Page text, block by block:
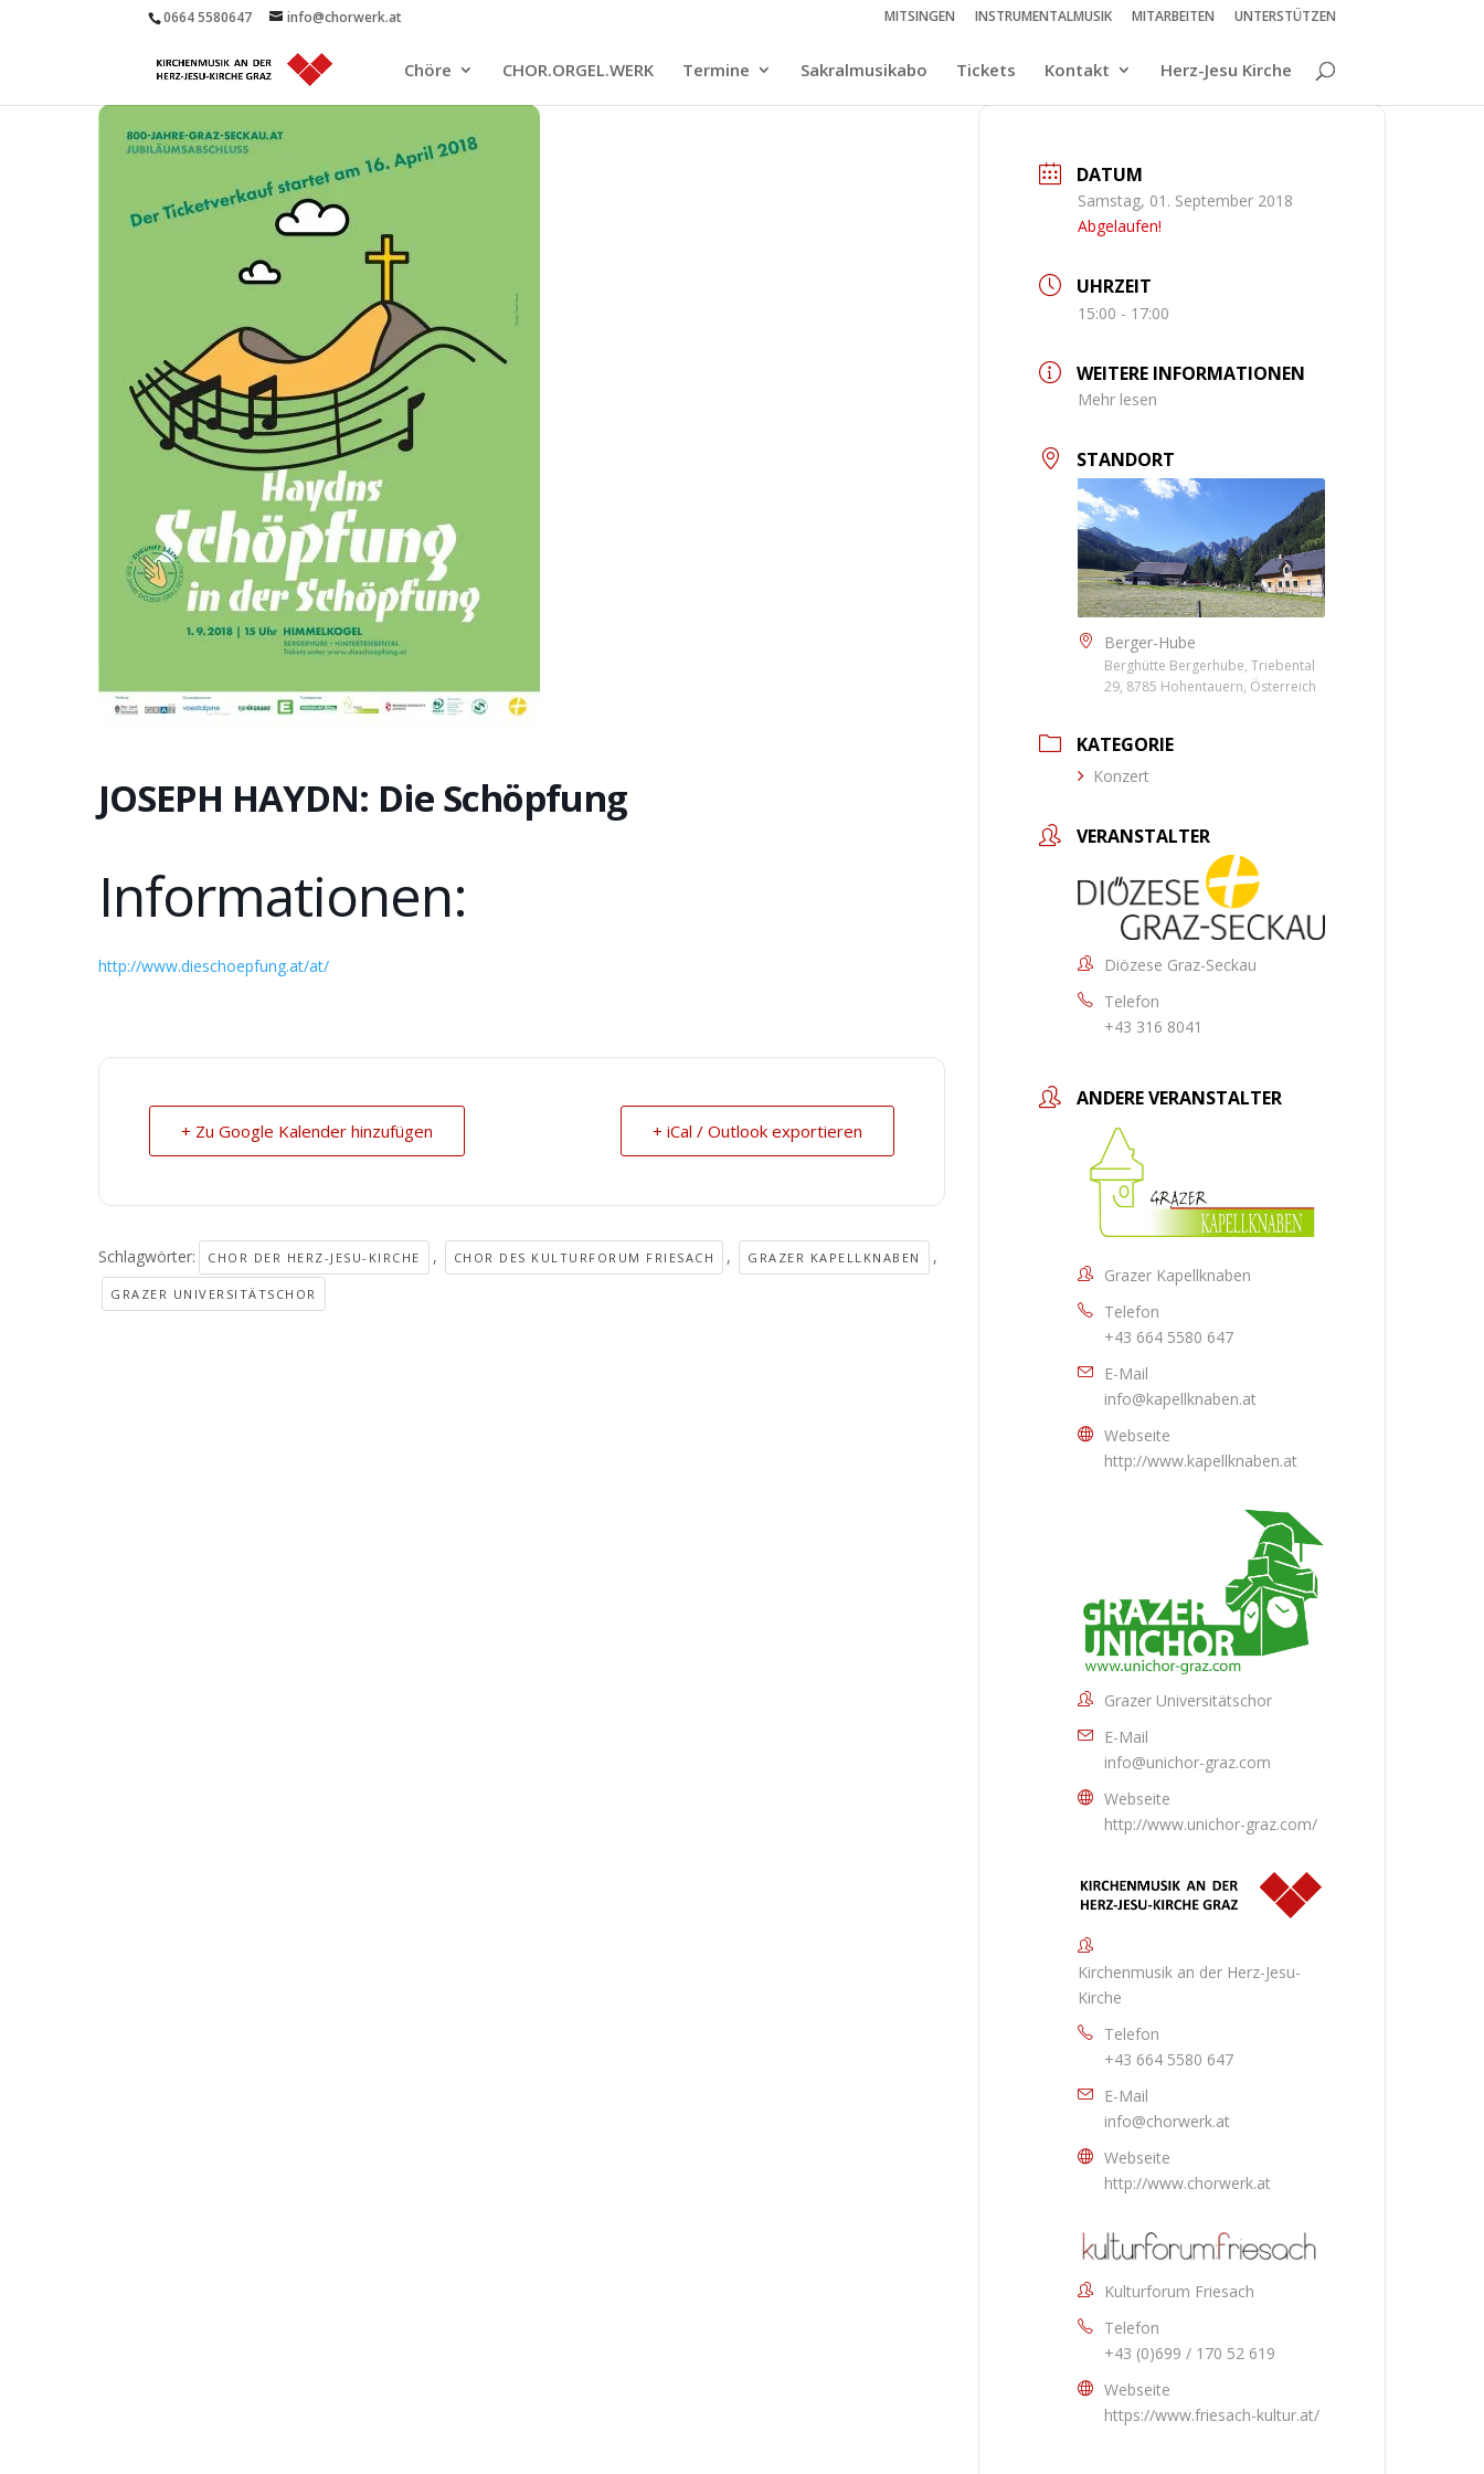
0664 5580647 info@chorwerk.at MITSINGEN INSTRUMENTALMUSIK MITARBEITEN UNTERSTÜTZEN
Chöre CHOR.ORGEL.WERK Termine Sakralmusikabo Tickets Kontakt Herz-Jesu Kirche
JOSEPH HAYDN: Die Schöpfung
Informationen:
http://www.dieschoepfung.at/at/
+ Zu Google Kalender hinzufügen + iCal / Outlook exportieren
Schlagwörter: CHOR DER HERZ-JESU-KIRCHE , CHOR DES KULTURFORUM FRIESACH , GRAZER KAPELLKNABEN ,
GRAZER UNIVERSITÄTSCHOR
DATUM
Samstag, 01. September 2018
Abgelaufen!
UHRZEIT
15:00 - 17:00
WEITERE INFORMATIONEN
Mehr lesen
STANDORT
Berger-Hube
Berghütte Bergerhube, Triebental
29, 8785 Hohentauern, Österreich
KATEGORIE
Konzert
VERANSTALTER
Diözese Graz-Seckau
Telefon
+43 316 8041
ANDERE VERANSTALTER
Grazer Kapellknaben
Telefon
+43 664 5580 647
E-Mail
info@kapellknaben.at
Webseite
http://www.kapellknaben.at
Grazer Universitätschor
E-Mail
info@unichor-graz.com
Webseite
http://www.unichor-graz.com/
Kirchenmusik an der Herz-Jesu-
Kirche
Telefon
+43 664 5580 647
E-Mail
info@chorwerk.at
Webseite
http://www.chorwerk.at
Kulturforum Friesach
Telefon
+43 (0)699 / 170 52 619
Webseite
https://www.friesach-kultur.at/